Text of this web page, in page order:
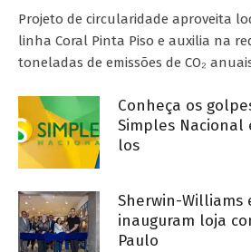
Projeto de circularidade aproveita
linha Coral Pinta Piso e auxilia na
toneladas de emissões de CO₂
Conheça os
Simples Nacional
los
Sherwin-Williams
inauguram loja
Paulo